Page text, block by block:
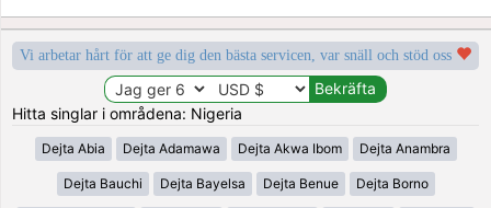
Vi arbetar hårt för att ge dig den bästa servicen, var snäll och stöd oss
Hitta singlar i områdena: Nigeria
Dejta Abia Dejta Adamawa Dejta Akwa Ibom Dejta Anambra
Dejta Bauchi Dejta Bayelsa Dejta Benue Dejta Borno